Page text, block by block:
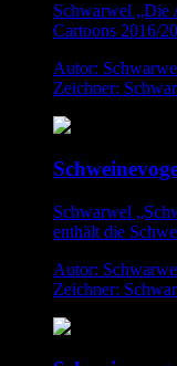
Schwarwel „Die
Cartoons 2016/
Autor:
Zeichner:
Schwarwel
enthält die
Autor:
Zeichner: